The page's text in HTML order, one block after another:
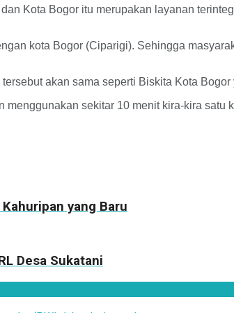
Kota Bogor itu merupakan layanan
kota Bogor (Ciparigi). Sehingga
akan sama seperti Biskita Kota
sekitar 10 menit kira-kira
yang Baru
Desa Sukatani